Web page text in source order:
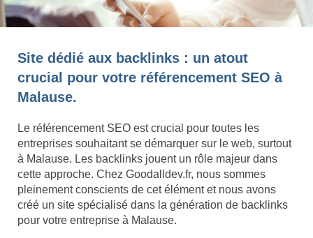
Site dédié aux backlinks : un atout
crucial pour votre référencement SEO à
Malause.
Le référencement SEO est crucial pour toutes les
entreprises souhaitant se démarquer sur le web, surtout
à Malause. Les backlinks jouent un rôle majeur dans
cette approche. Chez Goodalldev.fr, nous sommes
pleinement conscients de cet élément et nous avons
créé un site spécialisé dans la génération de backlinks
pour votre entreprise à Malause.